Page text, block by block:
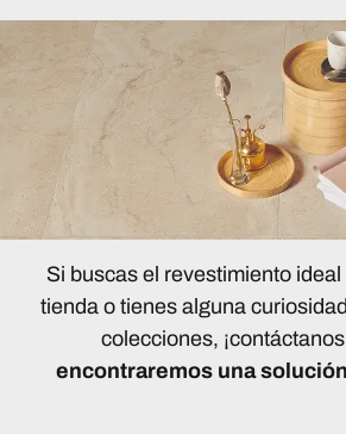
Si buscas el revestimiento
tienda o tienes alguna
colecciones,
encontraremos una